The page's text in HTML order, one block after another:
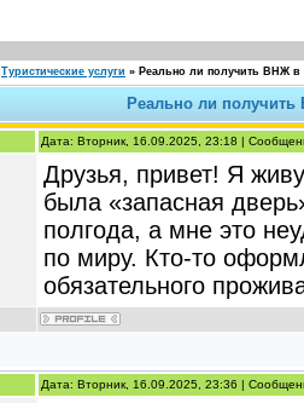
Туристические услуги » Реально ли получить ВНЖ в
Реально ли
Дата: Вторник, 16.09.2025, 23:18 |
Друзья, привет! Я
была «запасная
полгода, а мне это
по миру. Кто-то
обязательного
Дата: Вторник, 16.09.2025, 23:36 |